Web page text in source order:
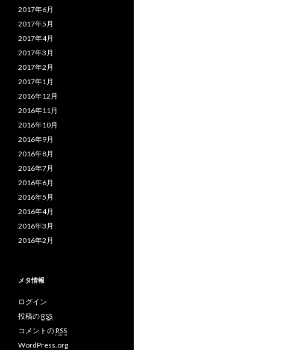
2017年6月
2017年5月
2017年4月
2017年3月
2017年2月
2017年1月
2016年12月
2016年11月
2016年10月
2016年9月
2016年8月
2016年7月
2016年6月
2016年5月
2016年4月
2016年3月
2016年2月
メタ情報
ログイン
投稿のRSS
コメントのRSS
WordPress.org